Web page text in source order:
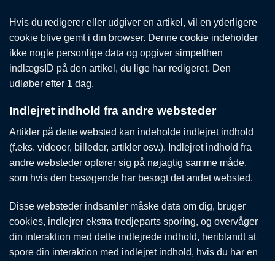
Hvis du redigerer eller udgiver en artikel, vil en yderligere
cookie blive gemt i din browser. Denne cookie indeholder
ikke nogle personlige data og opgiver simpelthen
indlægsID på den artikel, du lige har redigeret. Den
udløber efter 1 dag.
Indlejret indhold fra andre websteder
Artikler på dette websted kan indeholde indlejret indhold
(f.eks. videoer, billeder, artikler osv.). Indlejret indhold fra
andre websteder opfører sig på nøjagtig samme måde,
som hvis den besøgende har besøgt det andet websted.
Disse websteder indsamler måske data om dig, bruger
cookies, indlejrer ekstra tredjeparts sporing, og overvåger
din interaktion med dette indlejrede indhold, heriblandt at
spore din interaktion med indlejret indhold, hvis du har en